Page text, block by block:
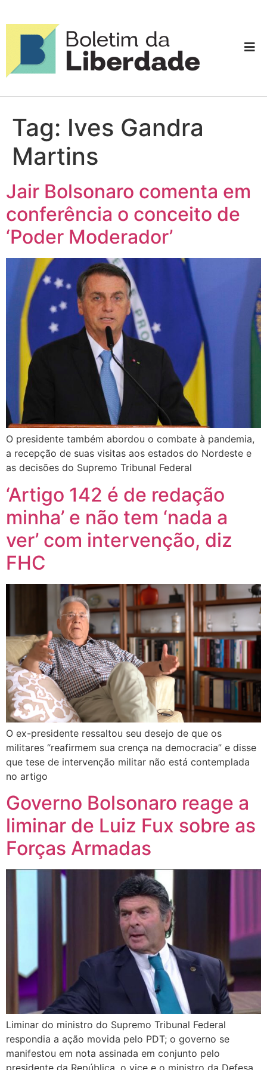
Tag: Ives Gandra
Martins
Jair Bolsonaro comenta em
conferência o conceito de
‘Poder Moderador’
O presidente também abordou o combate à pandemia,
a recepção de suas visitas aos estados do Nordeste e
as decisões do Supremo Tribunal Federal
‘Artigo 142 é de redação
minha’ e não tem ‘nada a
ver’ com intervenção, diz
FHC
O ex-presidente ressaltou seu desejo de que os
militares “reafirmem sua crença na democracia” e disse
que tese de intervenção militar não está contemplada
no artigo
Governo Bolsonaro reage a
liminar de Luiz Fux sobre as
Forças Armadas
Liminar do ministro do Supremo Tribunal Federal
respondia a ação movida pelo PDT; o governo se
manifestou em nota assinada em conjunto pelo
presidente da República, o vice e o ministro da Defesa